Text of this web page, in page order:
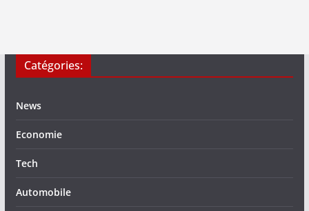
Catégories:
News
Economie
Tech
Automobile